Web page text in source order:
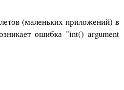
(маленьких приложений) в
ошибка "int() argument